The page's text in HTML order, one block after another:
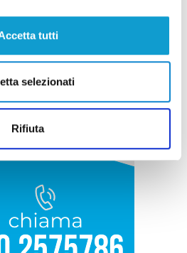
tutti
selezionati
Rifiuta